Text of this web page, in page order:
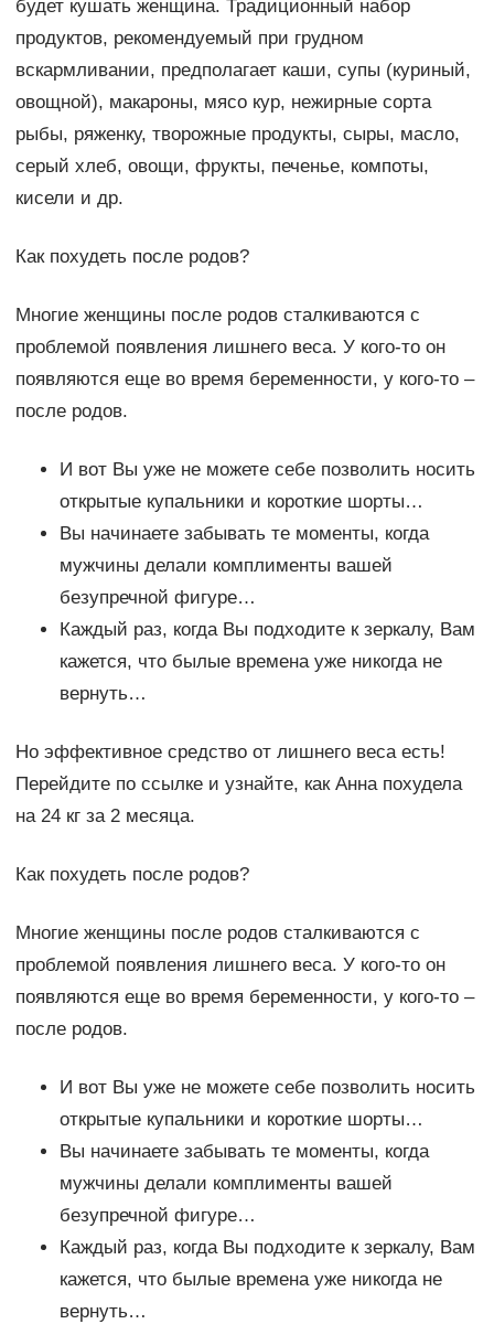
будет кушать женщина. Традиционный набор
продуктов, рекомендуемый при грудном
вскармливании, предполагает каши, супы (куриный,
овощной), макароны, мясо кур, нежирные сорта
рыбы, ряженку, творожные продукты, сыры, масло,
серый хлеб, овощи, фрукты, печенье, компоты,
кисели и др.
Как похудеть после родов?
Многие женщины после родов сталкиваются с
проблемой появления лишнего веса. У кого-то он
появляются еще во время беременности, у кого-то –
после родов.
И вот Вы уже не можете себе позволить носить
открытые купальники и короткие шорты…
Вы начинаете забывать те моменты, когда
мужчины делали комплименты вашей
безупречной фигуре…
Каждый раз, когда Вы подходите к зеркалу, Вам
кажется, что былые времена уже никогда не
вернуть…
Но эффективное средство от лишнего веса есть!
Перейдите по ссылке и узнайте, как Анна похудела
на 24 кг за 2 месяца.
Как похудеть после родов?
Многие женщины после родов сталкиваются с
проблемой появления лишнего веса. У кого-то он
появляются еще во время беременности, у кого-то –
после родов.
И вот Вы уже не можете себе позволить носить
открытые купальники и короткие шорты…
Вы начинаете забывать те моменты, когда
мужчины делали комплименты вашей
безупречной фигуре…
Каждый раз, когда Вы подходите к зеркалу, Вам
кажется, что былые времена уже никогда не
вернуть…